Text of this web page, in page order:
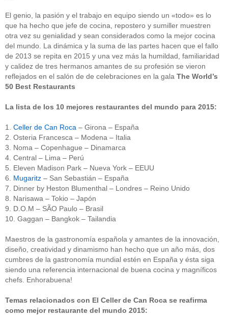
El genio, la pasión y el trabajo en equipo siendo un «todo» es lo
que ha hecho que jefe de cocina, repostero y sumiller muestren
otra vez su genialidad y sean considerados como la mejor cocina
del mundo. La dinámica y la suma de las partes hacen que el fallo
de 2013 se repita en 2015 y una vez más la humildad, familiaridad
y calidez de tres hermanos amantes de su profesión se vieron
reflejados en el salón de de celebraciones en la gala The World’s
50 Best Restaurants
La lista de los 10 mejores restaurantes del mundo para 2015:
1. Celler de Can Roca – Girona – España
2. Osteria Francesca – Modena – Italia
3. Noma – Copenhague – Dinamarca
4. Central – Lima – Perú
5. Eleven Madison Park – Nueva York – EEUU
6. Mugaritz – San Sebastián – España
7. Dinner by Heston Blumenthal – Londres – Reino Unido
8. Narisawa – Tokio – Japón
9. D.O.M – SÃO Paulo – Brasil
10. Gaggan – Bangkok – Tailandia
Maestros de la gastronomía española y amantes de la innovación,
diseño, creatividad y dinamismo han hecho que un año más, dos
cumbres de la gastronomía mundial estén en España y ésta siga
siendo una referencia internacional de buena cocina y magníficos
chefs. Enhorabuena!
Temas relacionados con El Celler de Can Roca se reafirma
como mejor restaurante del mundo 2015: